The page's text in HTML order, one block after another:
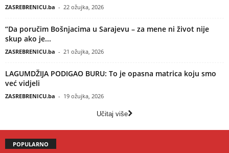
ZASREBRENICU.ba - 22 ožujka, 2026
“Da poručim Bošnjacima u Sarajevu – za mene ni život nije
skup ako je...
ZASREBRENICU.ba - 21 ožujka, 2026
LAGUMDŽIJA PODIGAO BURU: To je opasna matrica koju smo
već vidjeli
ZASREBRENICU.ba - 19 ožujka, 2026
Učitaj više
POPULARNO